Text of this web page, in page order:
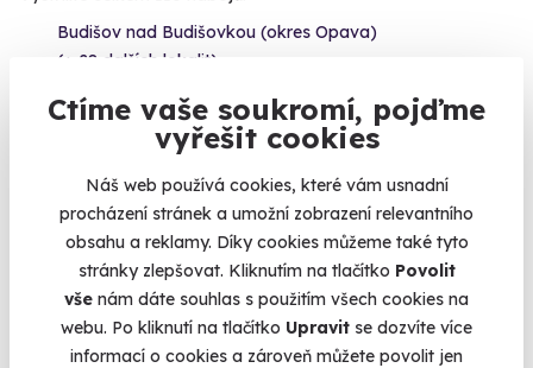
Ctíme vaše soukromí, pojďme
vyřešit cookies
Náš web používá cookies, které vám usnadní
procházení stránek a umožní zobrazení relevantního
obsahu a reklamy. Díky cookies můžeme také tyto
stránky zlepšovat. Kliknutím na tlačítko Povolit
vše nám dáte souhlas s použitím všech cookies na
webu. Po kliknutí na tlačítko Upravit se dozvíte více
informací o cookies a zároveň můžete povolit jen
Budišov nad Budišovkou (okres Opava)
(+ 28 dalších lokalit)
3 999 Kč
Volný termín už 11. 08. 2026